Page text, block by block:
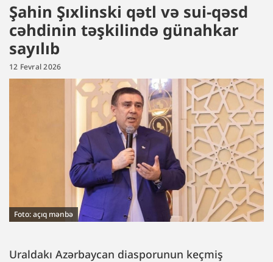
Şahin Şıxlinski qətl və sui-qəsd
cəhdinin təşkilində günahkar
sayılıb
12 Fevral 2026
Foto: açıq mənbə
Uraldakı Azərbaycan diasporunun keçmiş